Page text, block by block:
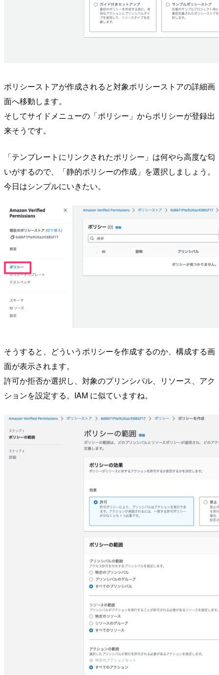
ポリシーストアが作成されると対象ポリシーストアの詳細画
面へ移動します。
そしてサイドメニューの「ポリシー」からポリシーが登録出
来そうです。
「テンプレートにリンクされたポリシー」は何やら高度な匂
いがするので、「静的ポリシーの作成」を選択しましょう。
今日はシンプルにいきたい。
そうすると、どういうポリシーを作成するのか、構成する画
面が表示されます。
許可か拒否か選択し、対象のプリンシパル、リソース、アク
ションを設定する。IAM に似ていますね。